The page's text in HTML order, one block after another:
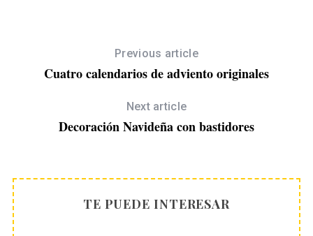
Previous article
Cuatro calendarios de adviento originales
Next article
Decoración Navideña con bastidores
TE PUEDE INTERESAR